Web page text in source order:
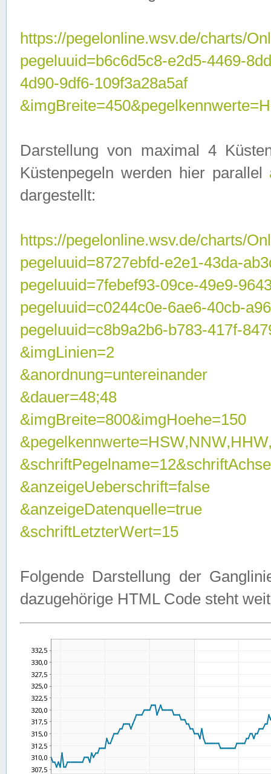
https://pegelonline.wsv.de/charts/
pegeluuid=b6c6d5c8-e2d5-4469-
4d90-9df6-109f3a28a5af
Darstellung von maximal 4
Küstenpegeln werden hier parallel
dargestellt:
https://pegelonline.wsv.de/charts/
pegeluuid=8727ebfd-e2e1-43da-
pegeluuid=7febef93-09ce-49e9-
pegeluuid=c0244c0e-6ae6-40cb-
pegeluuid=c8b9a2b6-b783-417f-
&imgLinien=2
&anordnung=untereinander
&dauer=48;48
&imgBreite=800&imgHoehe=150
&anzeigeUeberschrift=false
&anzeigeDatenquelle=true
&schriftLetzterWert=15
Folgende Darstellung der
dazugehörige HTML Code steht